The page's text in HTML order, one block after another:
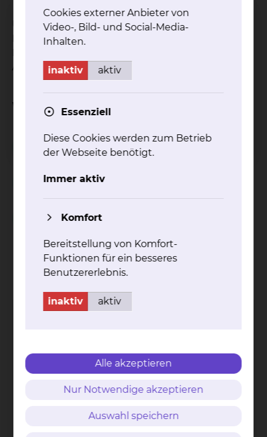
Unsere ehrenamtlich tätigen Grünen Damen und
Herren stehen unseren Patientinnen und
Aufenthalt bei uns zu erleichtern.
Weitere Informationen
Besuchsservice
Unterstützung während des stationären
Spielnachmittag in der Geriatrie
Kontakt Impressum AVB
Datenschutz
Bildnachweise
Städtisches Klinikum
Braunschweig gGmbH
38118 Braunschweig
Cookies externer Anbieter von
Video-, Bild- und Social-Media-
Inhalten.
inaktiv aktiv
Essenziell
Diese Cookies werden zum Betrieb
der Webseite benötigt.
Immer aktiv
Komfort
Bereitstellung von Komfort-
Funktionen für ein besseres
Benutzererlebnis.
inaktiv aktiv
Alle akzeptieren
Nur Notwendige akzeptieren
Auswahl speichern